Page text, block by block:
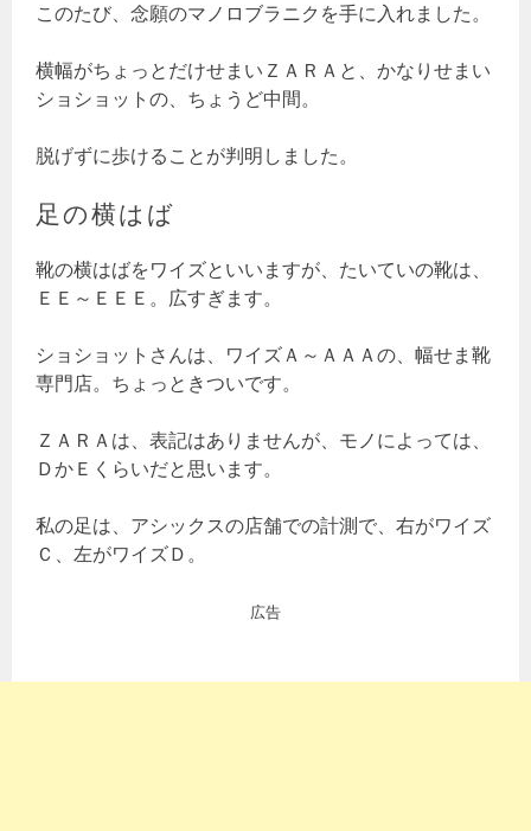
このたび、念願のマノロブラニクを手に入れました。
横幅がちょっとだけせまいＺＡＲＡと、かなりせまい
ショショットの、ちょうど中間。
脱げずに歩けることが判明しました。
足の横はば
靴の横はばをワイズといいますが、たいていの靴は、
ＥＥ～ＥＥＥ。広すぎます。
ショショットさんは、ワイズＡ～ＡＡＡの、幅せま靴
専門店。ちょっときついです。
ＺＡＲＡは、表記はありませんが、モノによっては、
ＤかＥくらいだと思います。
私の足は、アシックスの店舗での計測で、右がワイズ
Ｃ、左がワイズＤ。
広告